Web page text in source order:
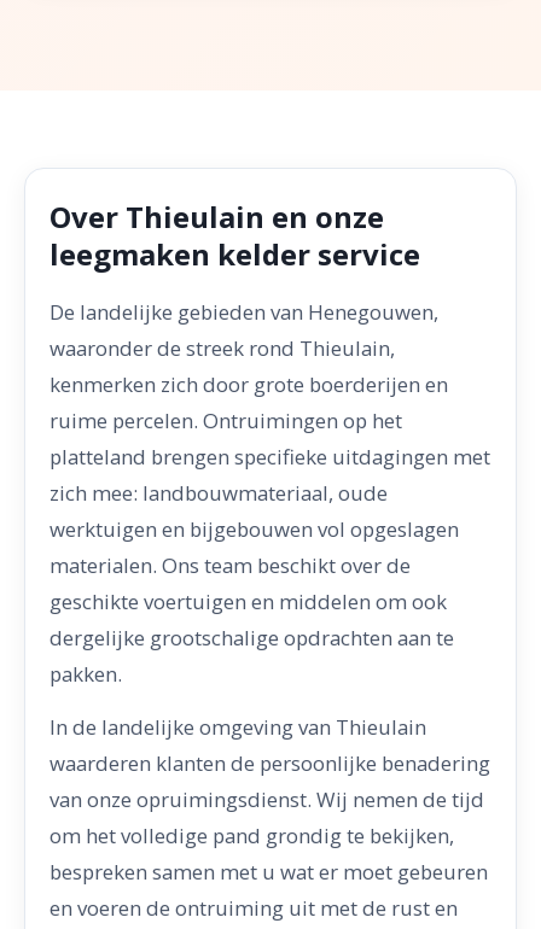
Over Thieulain en onze
leegmaken kelder service
De landelijke gebieden van Henegouwen,
waaronder de streek rond Thieulain,
kenmerken zich door grote boerderijen en
ruime percelen. Ontruimingen op het
platteland brengen specifieke uitdagingen met
zich mee: landbouwmateriaal, oude
werktuigen en bijgebouwen vol opgeslagen
materialen. Ons team beschikt over de
geschikte voertuigen en middelen om ook
dergelijke grootschalige opdrachten aan te
pakken.
In de landelijke omgeving van Thieulain
waarderen klanten de persoonlijke benadering
van onze opruimingsdienst. Wij nemen de tijd
om het volledige pand grondig te bekijken,
bespreken samen met u wat er moet gebeuren
en voeren de ontruiming uit met de rust en